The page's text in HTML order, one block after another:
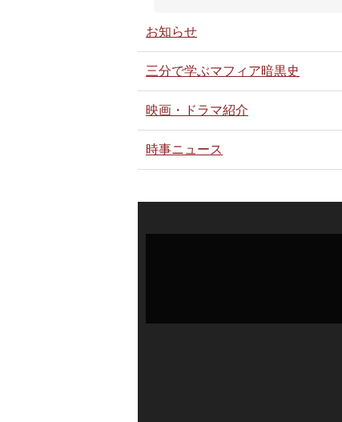
お知らせ
三分で学ぶマフィア暗黒史
映画・ドラマ紹介
時事ニュース